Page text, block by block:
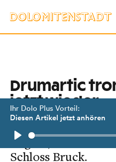
Ihr Dolo Plus Vorteil:
Diesen Artikel jetzt anhören
Play
Drumartic
jetzt wieder
Samstag, 9.
August, ab 20 Uhr
Schloss Bruck.